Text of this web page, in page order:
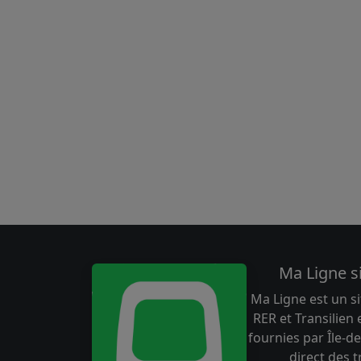
Ma Ligne
Ma Ligne est un
RER et
fournies par Île-
direct des